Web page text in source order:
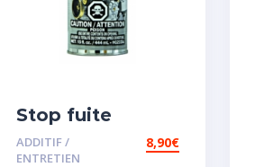
Stop fuite
moteur
ADDITIF /
ENTRETIEN
8,90€